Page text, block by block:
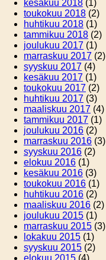
kesäkuu 2018 (1)
toukokuu 2018 (2)
huhtikuu 2018 (1)
tammikuu 2018 (2)
joulukuu 2017 (1)
marraskuu 2017 (2)
syyskuu 2017 (4)
kesäkuu 2017 (1)
toukokuu 2017 (2)
huhtikuu 2017 (3)
maaliskuu 2017 (4)
tammikuu 2017 (1)
joulukuu 2016 (2)
marraskuu 2016 (3)
syyskuu 2016 (2)
elokuu 2016 (1)
kesäkuu 2016 (3)
toukokuu 2016 (1)
huhtikuu 2016 (2)
maaliskuu 2016 (2)
joulukuu 2015 (1)
marraskuu 2015 (3)
lokakuu 2015 (1)
syyskuu 2015 (2)